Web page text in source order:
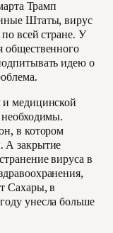
Трамп
Штаты, вирус
по всей стране. У
общественного
идею о
и медицинской
в котором
А закрытие
вируса в
Сахары, в
унесла больше